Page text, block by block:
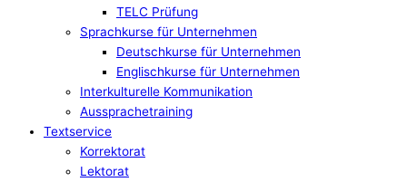
TELC Prüfung
Sprachkurse für Unternehmen
Deutschkurse für Unternehmen
Englischkurse für Unternehmen
Interkulturelle Kommunikation
Aussprachetraining
Textservice
Korrektorat
Lektorat